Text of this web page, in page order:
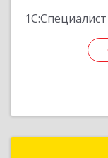
1С:Специалист